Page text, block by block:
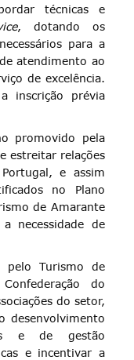
técnicas e
, dotando os
para a
atendimento ao
de excelência.
inscrição prévia
promovido pela
estreitar relações
e assim
no Plano
de Amarante
necessidade de
pelo Turismo de
do
do setor,
desenvolvimento
e de gestão
e incentivar a